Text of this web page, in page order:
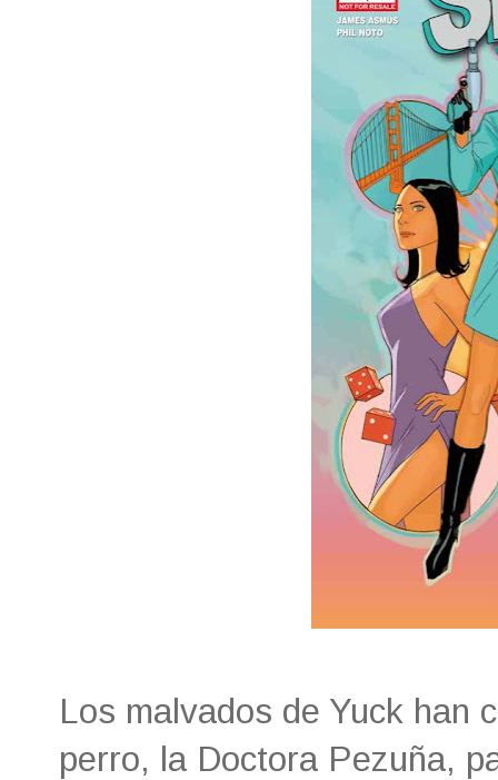
Los malvados de Yuck han
perro, la Doctora Pezuña,